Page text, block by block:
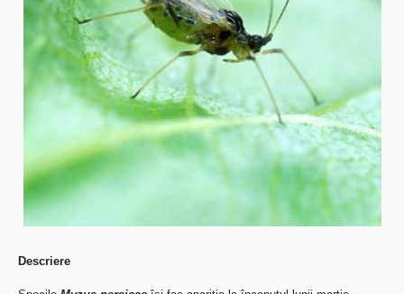
Descriere